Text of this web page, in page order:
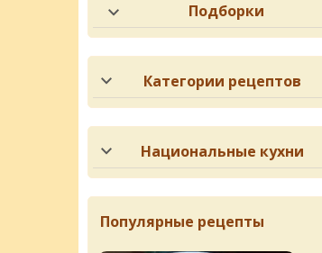
Подборки
Категории рецептов
Национальные кухни
Популярные рецепты